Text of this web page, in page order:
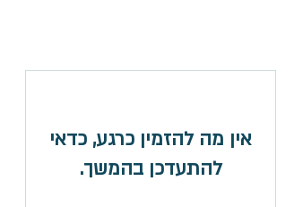
אין מה להזמין כרגע, כדאי
להתעדכן בהמשך.